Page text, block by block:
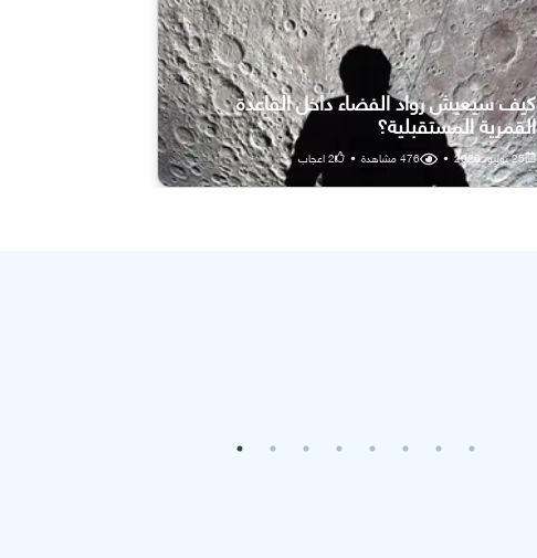
كيف سيعيش رواد الفضاء داخل القاعدة
القمرية المستقبلية؟
25 يوليو، 2026 •
476مشاهدة •
2اعجاب